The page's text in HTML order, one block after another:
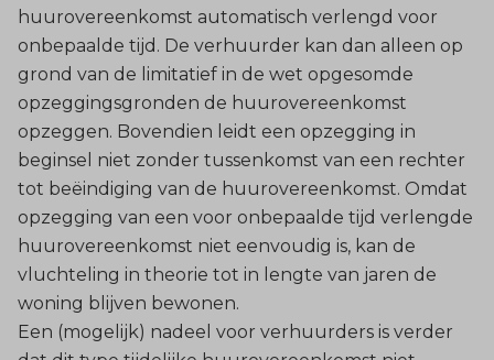
huurovereenkomst automatisch verlengd voor
onbepaalde tijd. De verhuurder kan dan alleen op
grond van de limitatief in de wet opgesomde
opzeggingsgronden de huurovereenkomst
opzeggen. Bovendien leidt een opzegging in
beginsel niet zonder tussenkomst van een rechter
tot beëindiging van de huurovereenkomst. Omdat
opzegging van een voor onbepaalde tijd verlengde
huurovereenkomst niet eenvoudig is, kan de
vluchteling in theorie tot in lengte van jaren de
woning blijven bewonen.
Een (mogelijk) nadeel voor verhuurders is verder